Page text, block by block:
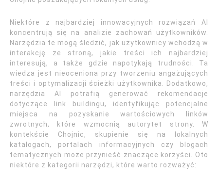
Niektóre z najbardziej innowacyjnych rozwiązań AI
koncentrują się na analizie zachowań użytkowników.
Narzędzia te mogą śledzić, jak użytkownicy wchodzą w
interakcję ze stroną, jakie treści ich najbardziej
interesują, a także gdzie napotykają trudności. Ta
wiedza jest nieoceniona przy tworzeniu angażujących
treści i optymalizacji ścieżki użytkownika. Dodatkowo,
narzędzia AI potrafią generować rekomendacje
dotyczące link buildingu, identyfikując potencjalne
miejsca na pozyskanie wartościowych linków
zwrotnych, które wzmocnią autorytet strony. W
kontekście Chojnic, skupienie się na lokalnych
katalogach, portalach informacyjnych czy blogach
tematycznych może przynieść znaczące korzyści. Oto
niektóre z kategorii narzędzi, które warto rozważyć: